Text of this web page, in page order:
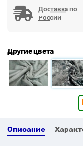
Доставка по
России
Другие цвета
Описание